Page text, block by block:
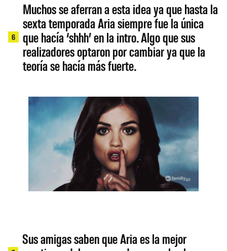
6
Muchos se aferran a esta idea ya que hasta la
sexta temporada Aria siempre fue la única
que hacía ‘shhh’ en la intro. Algo que sus
realizadores optaron por cambiar ya que la
teoría se hacía más fuerte.
Sus amigas saben que Aria es la mejor